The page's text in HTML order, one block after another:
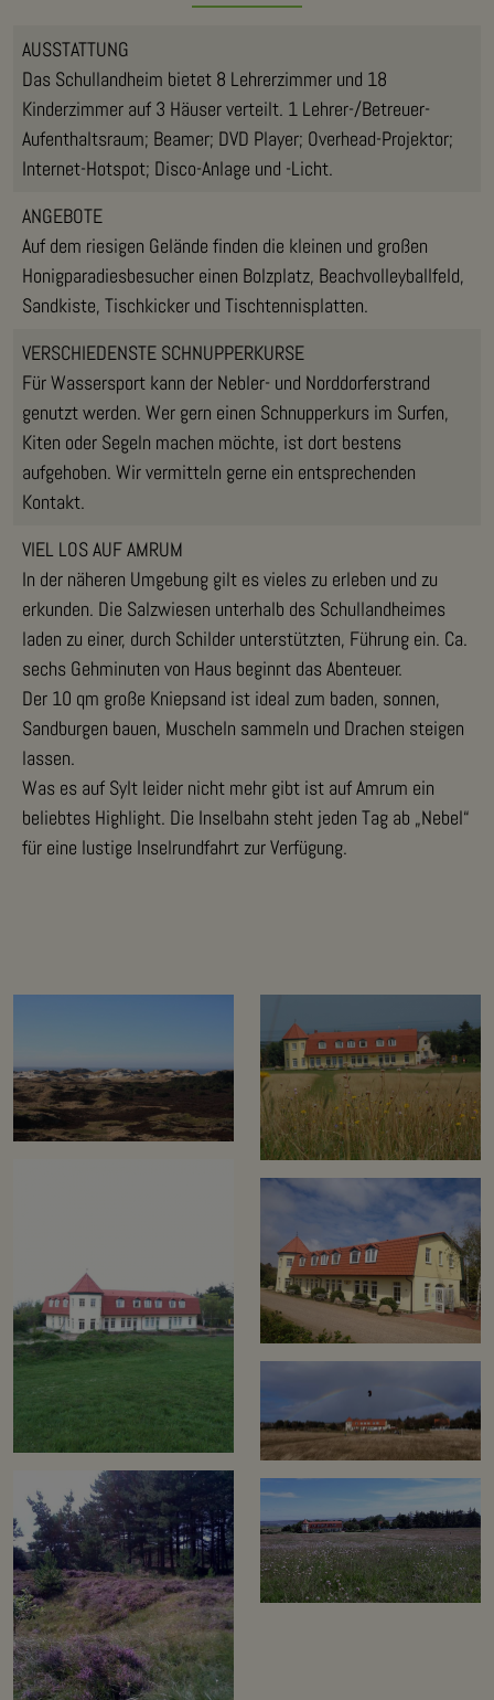
AUSSTATTUNG
Das Schullandheim bietet 8 Lehrerzimmer und 18
Kinderzimmer auf 3 Häuser verteilt. 1 Lehrer-/Betreuer-
Aufenthaltsraum; Beamer; DVD Player; Overhead-Projektor;
Internet-Hotspot; Disco-Anlage und -Licht.
ANGEBOTE
Auf dem riesigen Gelände finden die kleinen und großen
Honigparadiesbesucher einen Bolzplatz, Beachvolleyballfeld,
Sandkiste, Tischkicker und Tischtennisplatten.
VERSCHIEDENSTE SCHNUPPERKURSE
Für Wassersport kann der Nebler- und Norddorferstrand
genutzt werden. Wer gern einen Schnupperkurs im Surfen,
Kiten oder Segeln machen möchte, ist dort bestens
aufgehoben. Wir vermitteln gerne ein entsprechenden
Kontakt.
VIEL LOS AUF AMRUM
In der näheren Umgebung gilt es vieles zu erleben und zu
erkunden. Die Salzwiesen unterhalb des Schullandheimes
laden zu einer, durch Schilder unterstützten, Führung ein. Ca.
sechs Gehminuten von Haus beginnt das Abenteuer.
Der 10 qm große Kniepsand ist ideal zum baden, sonnen,
Sandburgen bauen, Muscheln sammeln und Drachen steigen
lassen.
Was es auf Sylt leider nicht mehr gibt ist auf Amrum ein
beliebtes Highlight. Die Inselbahn steht jeden Tag ab „Nebel“
für eine lustige Inselrundfahrt zur Verfügung.